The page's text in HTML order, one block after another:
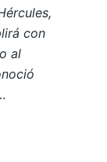
con
al